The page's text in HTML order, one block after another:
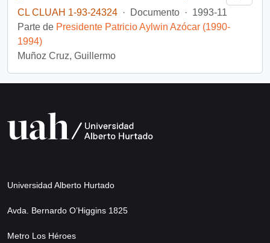
CL CLUAH 1-93-24324 · Documento · 1993-11
Parte de Presidente Patricio Aylwin Azócar (1990-
1994)
Muñoz Cruz, Guillermo
Universidad Alberto Hurtado
Avda. Bernardo O’Higgins 1825
Metro Los Héroes